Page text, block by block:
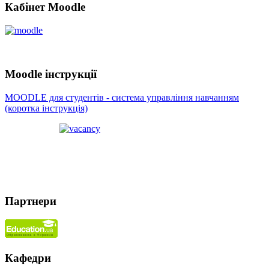
Кабінет Moodle
Moodle інструкції
MOODLE для студентів - система управління навчанням
(коротка інструкція)
Партнери
Кафедри